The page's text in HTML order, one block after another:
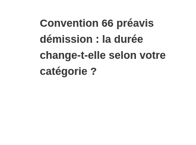
Convention 66 préavis
démission : la durée
change-t-elle selon votre
catégorie ?